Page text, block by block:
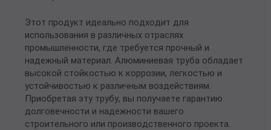
Этот продукт идеально подходит для
использования в различных отраслях
промышленности, где требуется прочный и
надежный материал. Алюминиевая труба обладает
высокой стойкостью к коррозии, легкостью и
устойчивостью к различным воздействиям.
Приобретая эту трубу, вы получаете гарантию
долговечности и надежности вашего
строительного или производственного проекта.